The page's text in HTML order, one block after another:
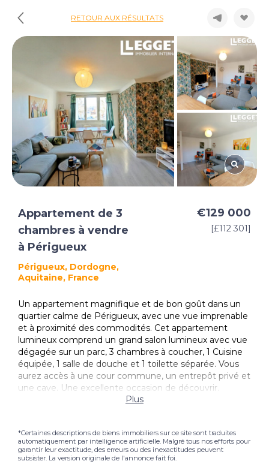
RETOUR AUX RÉSULTATS
Appartement de 3
chambres à vendre
à Périgueux
Périgueux, Dordogne,
Aquitaine, France
€129 000
[£112 301]
Un appartement magnifique et de bon goût dans un
quartier calme de Périgueux, avec une vue imprenable
et à proximité des commodités. Cet appartement
lumineux comprend un grand salon lumineux avec vue
dégagée sur un parc, 3 chambres à coucher, 1 Cuisine
équipée, 1 salle de douche et 1 toilette séparée. Vous
aurez accès à une cour commune, un entrepôt privé et
une cave. Une excellente occasion de découvrir.
Plus
*Certaines descriptions de biens immobiliers sur ce site sont traduites
automatiquement par intelligence artificielle. Malgré tous nos efforts pour
garantir leur exactitude, des erreurs ou des inexactitudes peuvent
subsister. La version originale de l'annonce fait foi.